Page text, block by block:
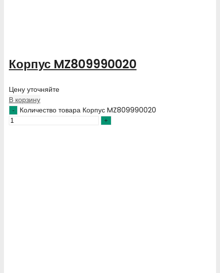
Корпус MZ809990020
Цену уточняйте
В корзину
Количество товара Корпус MZ809990020